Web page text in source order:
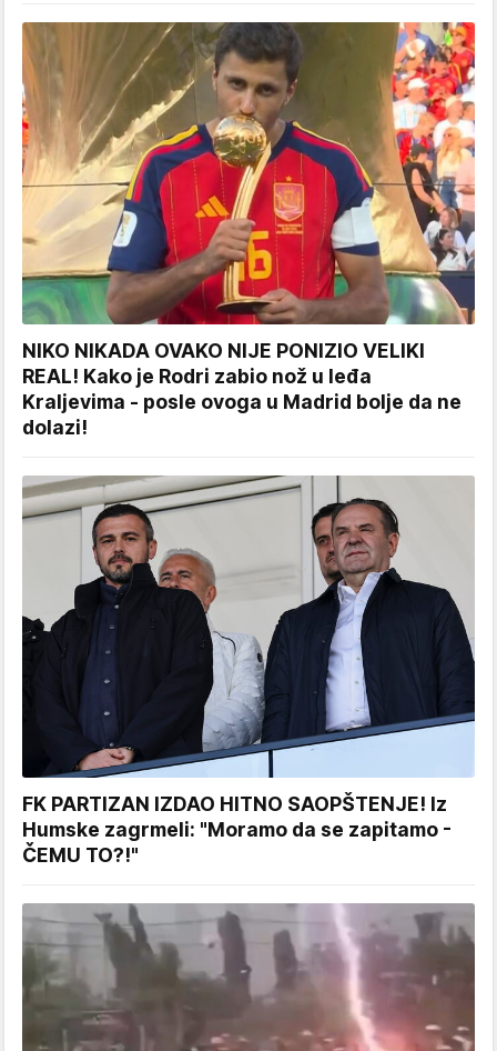
NIKO NIKADA OVAKO NIJE PONIZIO VELIKI
REAL! Kako je Rodri zabio nož u leđa
Kraljevima - posle ovoga u Madrid bolje da ne
dolazi!
FK PARTIZAN IZDAO HITNO SAOPŠTENJE! Iz
Humske zagrmeli: "Moramo da se zapitamo -
ČEMU TO?!"